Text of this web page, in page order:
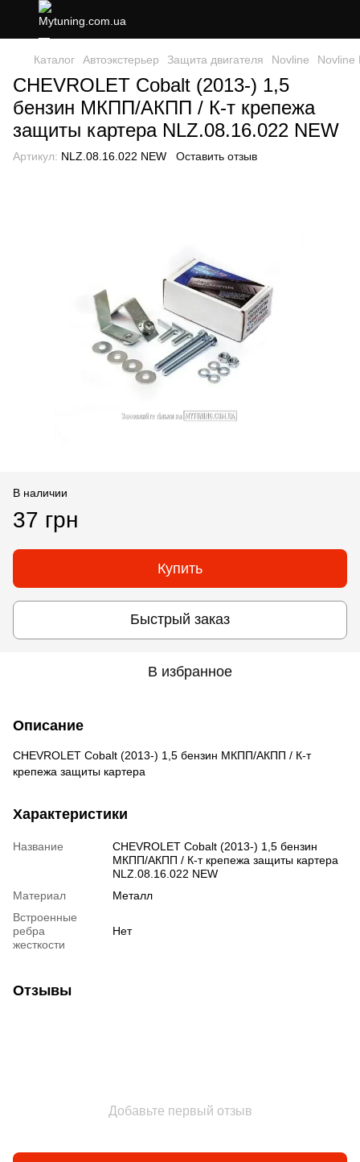
Каталог Автоэкстерьер Защита двигателя Novline Novline
CHEVROLET Cobalt (2013-) 1,5
бензин МКПП/АКПП / К-т крепежа
защиты картера NLZ.08.16.022 NEW
Артикул: NLZ.08.16.022 NEW Оставить отзыв
В наличии
37 грн
Купить
Быстрый заказ
В избранное
Описание
CHEVROLET Cobalt (2013-) 1,5 бензин МКПП/АКПП / К-т
крепежа защиты картера
Характеристики
Название
CHEVROLET Cobalt (2013-) 1,5 бензин
МКПП/АКПП / К-т крепежа защиты картера
NLZ.08.16.022 NEW
Материал
Металл
Встроенные
ребра
жесткости
Нет
Отзывы
Добавьте первый отзыв